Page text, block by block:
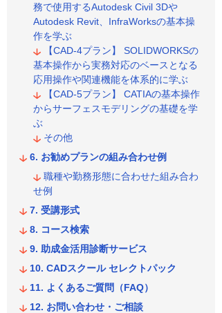
務で使用するAutodesk Civil 3Dや
Autodesk Revit、InfraWorksの基本操
作を学ぶ
【CAD-4プラン】 SOLIDWORKSの
基本操作から実務対応のベースとなる
応用操作や関連機能を体系的に学ぶ
【CAD-5プラン】 CATIAの基本操作
からサーフェスモデリングの基礎を学
ぶ
その他
お勧めプランの組み合わせ例
職種や勤務形態に合わせた組み合わ
せ例
受講形式
コース検索
助成金活用診断サービス
CADスクール セレクトパック
よくあるご質問（FAQ）
お問い合わせ・ご相談